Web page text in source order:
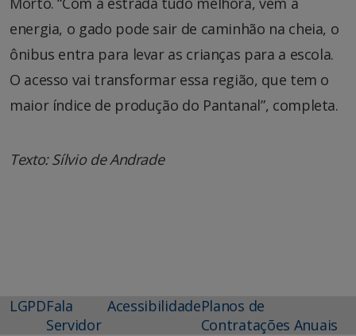
energia, o gado pode sair de caminhão na cheia, o
ônibus entra para levar as crianças para a escola.
O acesso vai transformar essa região, que tem o
maior índice de produção do Pantanal”, completa.
Texto: Sílvio de Andrade
LGPDFala
Servidor
AcessibilidadePlanos de
Contratações Anuais